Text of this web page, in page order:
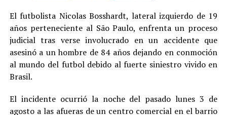
El futbolista Nicolas Bosshardt, lateral izquierdo de 19
años perteneciente al São Paulo, enfrenta un proceso
judicial tras verse involucrado en un accidente que
asesinó a un hombre de 84 años dejando en conmoción
al mundo del futbol debido al fuerte siniestro vivido en
Brasil.
El incidente ocurrió la noche del pasado lunes 3 de
agosto a las afueras de un centro comercial en el barrio